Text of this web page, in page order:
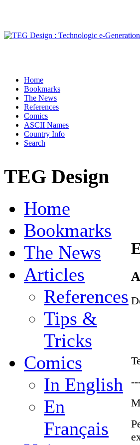
Home
Bookmarks
The News
References
Comics
ASCII Names
Country Info
Search
TEG Design
Home
Bookmarks
The News
Articles
References
Tips &
Tricks
Comics
In English
En
Français